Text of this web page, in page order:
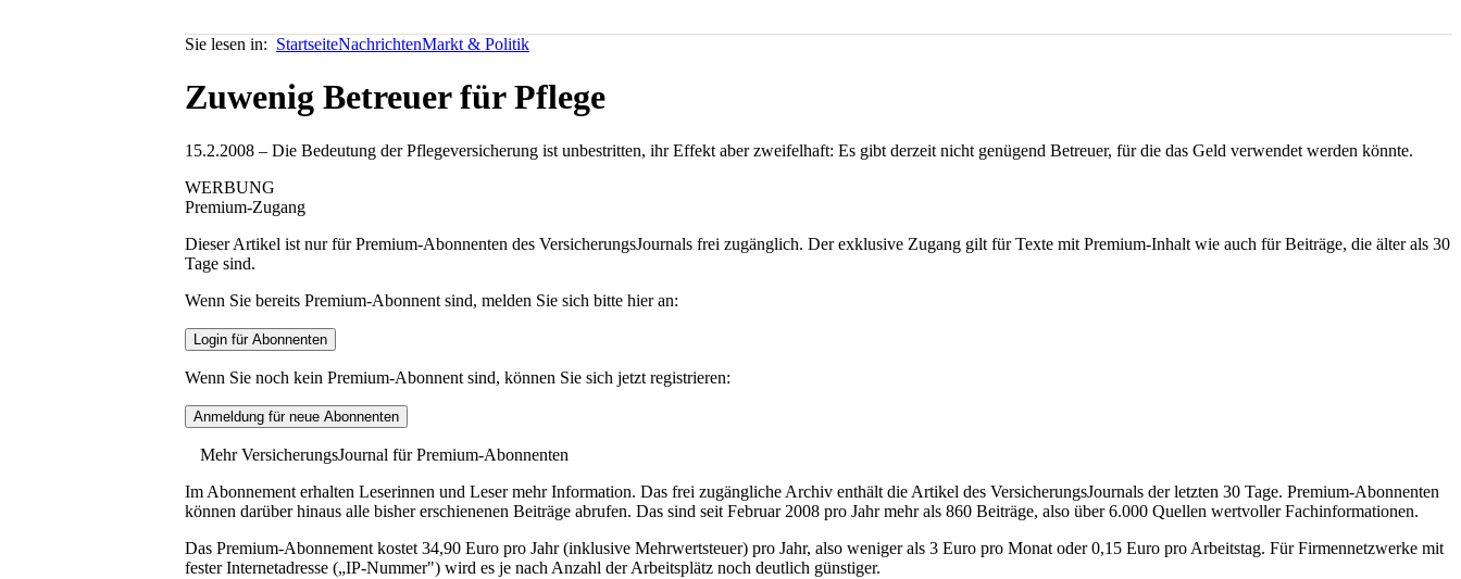
Sie lesen in: StartseiteNachrichtenMarkt & Politik
Zuwenig Betreuer für Pflege
15.2.2008 – Die Bedeutung der Pflegeversicherung ist unbestritten, ihr Effekt aber zweifelhaft: Es gibt derzeit nicht genügend Betreuer, für die das Geld verwendet werden könnte.
WERBUNG
Premium-Zugang
Dieser Artikel ist nur für Premium-Abonnenten des VersicherungsJournals frei zugänglich. Der exklusive Zugang gilt für Texte mit Premium-Inhalt wie auch für Beiträge, die älter als 30
Tage sind.
Wenn Sie bereits Premium-Abonnent sind, melden Sie sich bitte hier an:
Wenn Sie noch kein Premium-Abonnent sind, können Sie sich jetzt registrieren:
Mehr VersicherungsJournal für Premium-Abonnenten
Im Abonnement erhalten Leserinnen und Leser mehr Information. Das frei zugängliche Archiv enthält die Artikel des VersicherungsJournals der letzten 30 Tage. Premium-Abonnenten
können darüber hinaus alle bisher erschienenen Beiträge abrufen. Das sind seit Februar 2008 pro Jahr mehr als 860 Beiträge, also über 6.000 Quellen wertvoller Fachinformationen.
Das Premium-Abonnement kostet 34,90 Euro pro Jahr (inklusive Mehrwertsteuer) pro Jahr, also weniger als 3 Euro pro Monat oder 0,15 Euro pro Arbeitstag. Für Firmennetzwerke mit
fester Internetadresse („IP-Nummer") wird es je nach Anzahl der Arbeitsplätz noch deutlich günstiger.